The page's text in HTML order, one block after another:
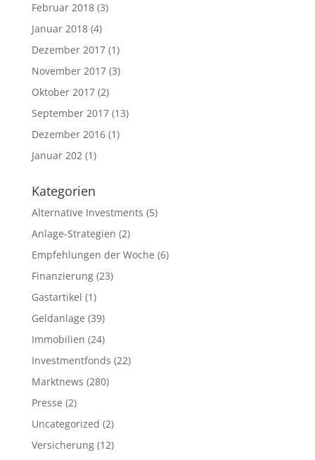
Februar 2018(3)
Januar 2018(4)
Dezember 2017(1)
November 2017(3)
Oktober 2017(2)
September 2017(13)
Dezember 2016(1)
Januar 202(1)
Kategorien
Alternative Investments (5)
Anlage-Strategien (2)
Empfehlungen der Woche (6)
Finanzierung(23)
Gastartikel (1)
Geldanlage (39)
Immobilien (24)
Investmentfonds (22)
Marktnews (280)
Presse (2)
Uncategorized (2)
Versicherung(12)